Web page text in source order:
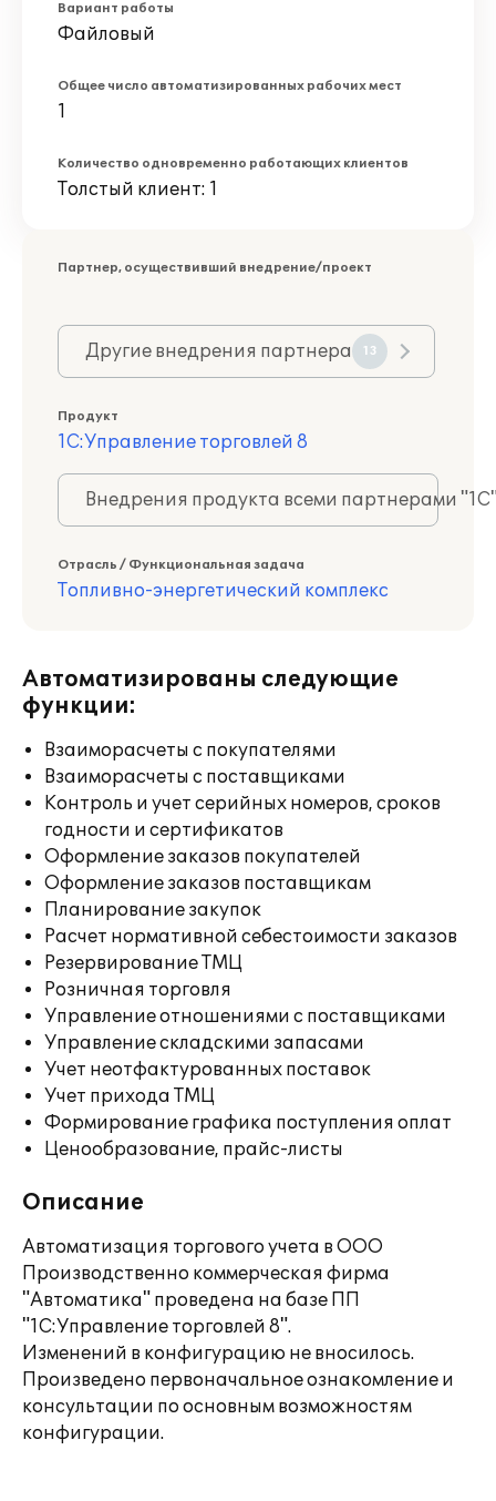
Вариант работы
Файловый
Общее число автоматизированных рабочих мест
1
Количество одновременно работающих клиентов
Толстый клиент: 1
Партнер, осуществивший внедрение/проект
Другие внедрения партнера 13
Продукт
1С:Управление торговлей 8
Внедрения продукта всеми партнерами
Отрасль / Функциональная задача
Топливно-энергетический комплекс
Автоматизированы следующие
функции:
Взаиморасчеты с покупателями
Взаиморасчеты с поставщиками
Контроль и учет серийных номеров, сроков
годности и сертификатов
Оформление заказов покупателей
Оформление заказов поставщикам
Планирование закупок
Расчет нормативной себестоимости заказов
Резервирование ТМЦ
Розничная торговля
Управление отношениями с поставщиками
Управление складскими запасами
Учет неотфактурованных поставок
Учет прихода ТМЦ
Формирование графика поступления оплат
Ценообразование, прайс-листы
Описание
Автоматизация торгового учета в ООО
Производственно коммерческая фирма
"Автоматика" проведена на базе ПП
"1С:Управление торговлей 8".
Изменений в конфигурацию не вносилось.
Произведено первоначальное ознакомление и
консультации по основным возможностям
конфигурации.